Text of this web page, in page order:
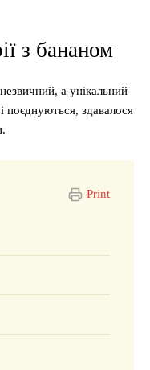
з бананом
а унікальний
здавалося
Print